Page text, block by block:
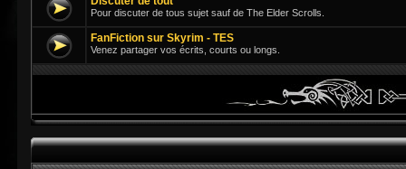
Pour discuter de tous sujet sauf de The Elder Scrolls.
FanFiction sur Skyrim - TES
Venez partager vos écrits, courts ou longs.